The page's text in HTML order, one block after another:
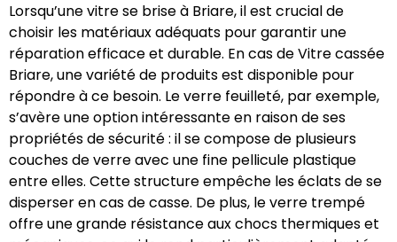
Lorsqu’une vitre se brise à Briare, il est crucial de
choisir les matériaux adéquats pour garantir une
réparation efficace et durable. En cas de Vitre cassée
Briare, une variété de produits est disponible pour
répondre à ce besoin. Le verre feuilleté, par exemple,
s’avère une option intéressante en raison de ses
propriétés de sécurité : il se compose de plusieurs
couches de verre avec une fine pellicule plastique
entre elles. Cette structure empêche les éclats de se
disperser en cas de casse. De plus, le verre trempé
offre une grande résistance aux chocs thermiques et